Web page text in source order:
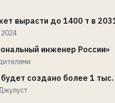
вырасти до 1400 т в
инженер России»
создано более 1